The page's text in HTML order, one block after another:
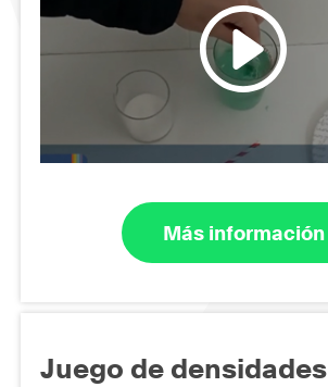
Más información
Juego de densidades